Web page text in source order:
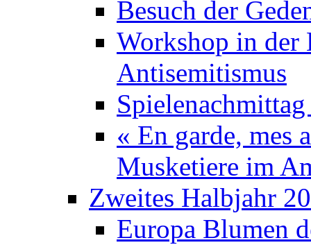
Besuch der
Workshop in der
Antisemitismus
« En garde, mes
Musketiere im
Zweites Halbjahr
Europa Blumen